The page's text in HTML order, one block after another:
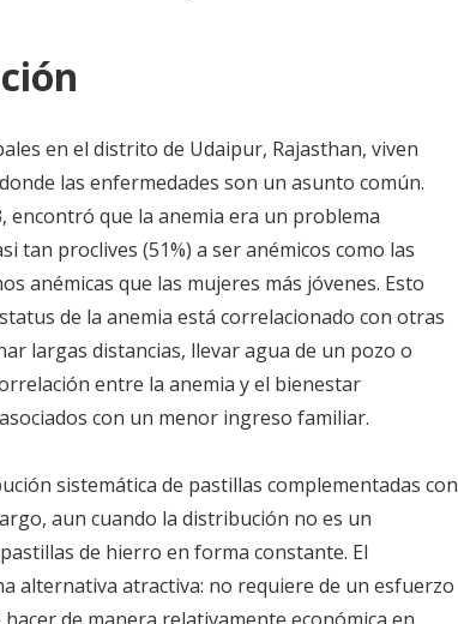
en el distrito de Udaipur, Rajasthan, viven
las enfermedades son un asunto común.
encontró que la anemia era un problema
tan proclives (51%) a ser anémicos como las
anémicas que las mujeres más jóvenes. Esto
de la anemia está correlacionado con otras
largas distancias, llevar agua de un pozo o
entre la anemia y el bienestar
con un menor ingreso familiar.
sistemática de pastillas complementadas con
aun cuando la distribución no es un
de hierro en forma constante. El
alternativa atractiva: no requiere de un esfuerzo